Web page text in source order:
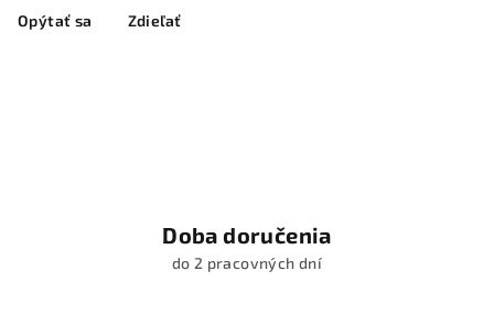
Opýtať sa Zdieľať
Doba doručenia
do 2 pracovných dní